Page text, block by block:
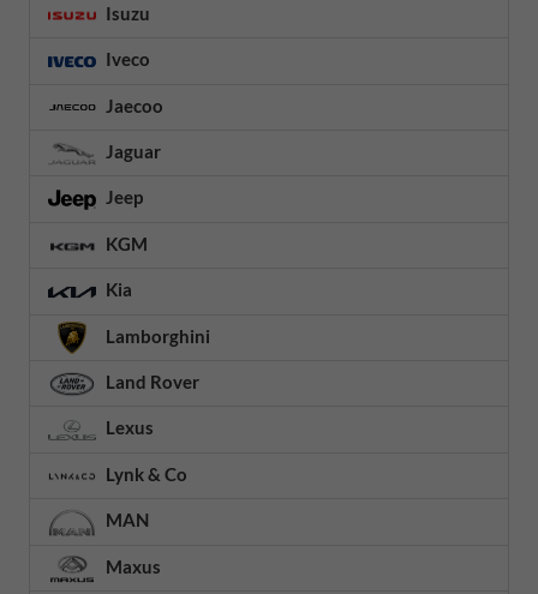
Isuzu
Iveco
Jaecoo
Jaguar
Jeep
KGM
Kia
Lamborghini
Land Rover
Lexus
Lynk & Co
MAN
Maxus